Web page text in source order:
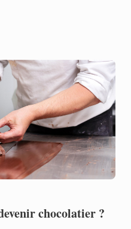
chocolatier ?